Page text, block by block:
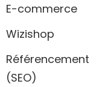
E-commerce
Wizishop
Référencement
(SEO)